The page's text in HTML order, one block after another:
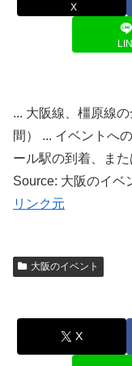
X
... 大阪線、橿原線
間） ... イベントへ
ール駅の到着、また
Source: 大阪のイベ
リンク元
大阪のイベント
X